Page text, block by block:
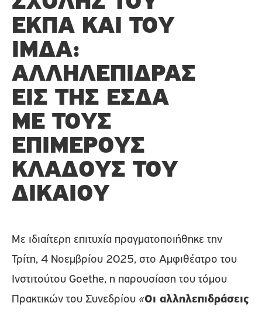
ΕΚΠΑ ΚΑΙ ΤΟΥ
ΙΜΔΑ:
ΑΛΛΗΛΕΠΙΔΡΆΣ
ΕΙΣ ΤΗΣ ΕΣΔΑ
ΜΕ ΤΟΥΣ
ΕΠΙΜΈΡΟΥΣ
ΚΛΆΔΟΥΣ ΤΟΥ
ΔΙΚΑΊΟΥ
Με ιδιαίτερη επιτυχία πραγματοποιήθηκε την
Τρίτη, 4 Νοεμβρίου 2025, στο Αμφιθέατρο του
Ινστιτούτου Goethe, η παρουσίαση του τόμου
Πρακτικών του Συνεδρίου «Οι αλληλεπιδράσεις